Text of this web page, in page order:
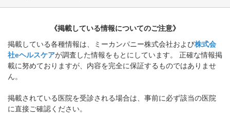
《掲載している情報についてのご注意》
掲載している各種情報は、ミーカンパニー株式会社および株式会
社eヘルスケアが調査した情報をもとにしています。 正確な情報掲
載に努めておりますが、内容を完全に保証するものではありませ
ん。
掲載されている医院を受診される場合は、事前に必ず該当の医院
に直接ご確認ください。